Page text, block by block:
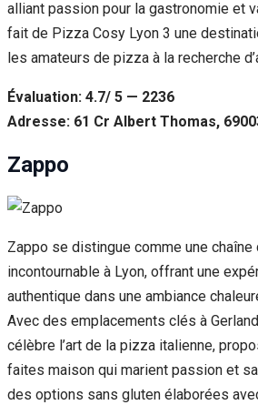
alliant passion pour la gastronomie et
fait de Pizza Cosy Lyon 3 une
les amateurs de pizza à la recherche
Évaluation: 4.7/ 5 — 2236
Adresse: 61 Cr Albert Thomas,
Zappo
Zappo se distingue comme une
incontournable à Lyon, offrant une
authentique dans une ambiance
Avec des emplacements clés à
célèbre l’art de la pizza italienne,
faites maison qui marient passion et
des options sans gluten élaborées